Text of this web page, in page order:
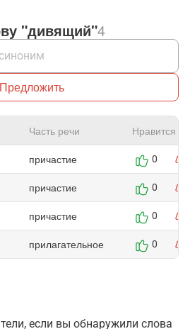
"дивящий"4
Предложить
Часть речи Нравится
причастие 0
причастие 0
причастие 0
прилагательное 0
если вы обнаружили слова